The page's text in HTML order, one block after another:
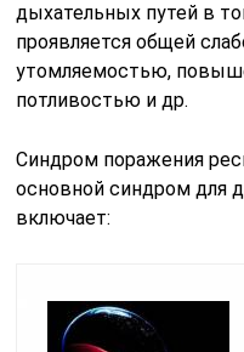
дыхательных путей в
проявляется общей
утомляемостью,
потливостью и др.
Синдром поражения
основной синдром для
включает: